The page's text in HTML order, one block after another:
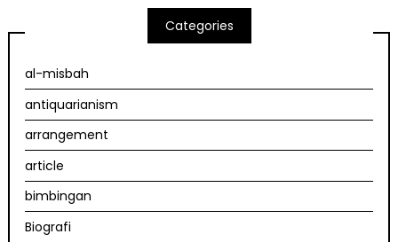
Categories
al-misbah
antiquarianism
arrangement
article
bimbingan
Biografi